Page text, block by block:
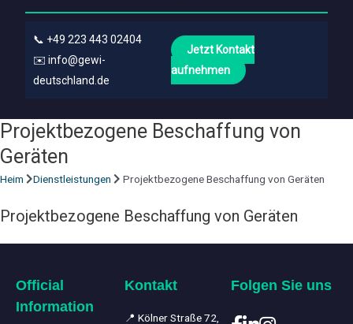
📞 +49 223 443 02404
✉️ info@gewi-
deutschland.de
Jetzt Kontakt
aufnehmen
Projektbezogene Beschaffung von
Geräten
Heim Dienstleistungen Projektbezogene Beschaffung von Geräten
Projektbezogene Beschaffung von Geräten
Official
Information
Kontakt
📍 Kölner Straße 72,
Folgen Sie uns